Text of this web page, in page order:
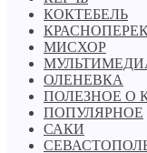
КОКТЕБЕЛЬ
МИСХОР
ОЛЕНЕВКА
ПОЛЕЗНОЕ О
ПОПУЛЯРНОЕ
САКИ